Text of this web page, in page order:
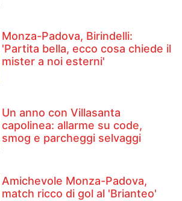
Monza-Padova, Birindelli:
'Partita bella, ecco cosa chiede il
mister a noi esterni'
Un anno con Villasanta
capolinea: allarme su code,
smog e parcheggi selvaggi
Amichevole Monza-Padova,
match ricco di gol al 'Brianteo'